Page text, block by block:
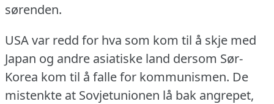
sørenden.
USA var redd for hva som kom til å skje med
Japan og andre asiatiske land dersom Sør-
Korea kom til å falle for kommunismen. De
mistenkte at Sovjetunionen lå bak angrepet,